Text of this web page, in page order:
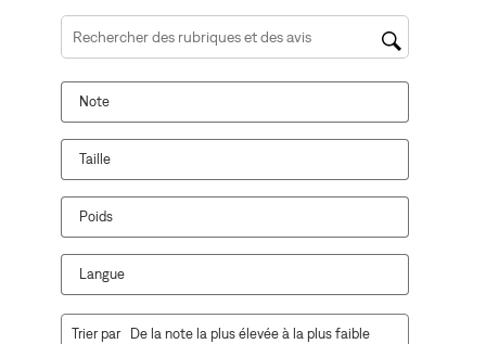
Zone de recherche de sujet et d'avis
Note
Taille
Poids
Langue
Trier par De la note la plus élevée à la plus faible